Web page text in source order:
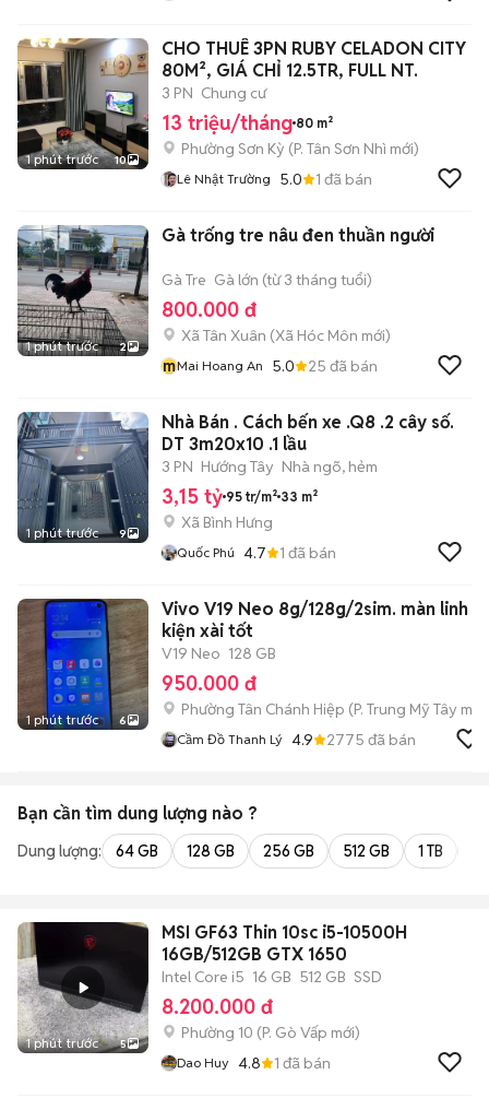
1 phút trước 10
CHO THUÊ 3PN RUBY CELADON CITY
80M², GIÁ CHỈ 12.5TR, FULL NT.
3 PN Chung cư
13 triệu/tháng 80 m²
Phường Sơn Kỳ (P. Tân Sơn Nhì mới)
Lê Nhật Trường 5.0 1 đã bán
1 phút trước 2
Gà trống tre nâu đen thuần người
Gà Tre Gà lớn (từ 3 tháng tuổi)
800.000 đ
Xã Tân Xuân (Xã Hóc Môn mới)
mMai Hoang An 5.0 25 đã bán
1 phút trước 9
Nhà Bán . Cách bến xe .Q8 .2 cây số.
DT 3m20x10 .1 lầu
3 PN Hướng Tây Nhà ngõ, hẻm
3,15 tỷ 95 tr/m² 33 m²
Xã Bình Hưng
Quốc Phú 4.7 1 đã bán
1 phút trước 6
Vivo V19 Neo 8g/128g/2sim. màn linh
kiện xài tốt
V19 Neo 128 GB
950.000 đ
Phường Tân Chánh Hiệp (P. Trung Mỹ Tây mới)
Cầm Đồ Thanh Lý 4.9 2775 đã bán
Bạn cần tìm dung lượng nào ?
Dung lượng: 64 GB 128 GB 256 GB 512 GB 1 TB
1 phút trước 5
MSI GF63 Thin 10sc i5-10500H
16GB/512GB GTX 1650
Intel Core i5 16 GB 512 GB SSD
8.200.000 đ
Phường 10 (P. Gò Vấp mới)
Dao Huy 4.8 1 đã bán